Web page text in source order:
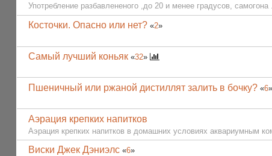
Употребление разбавлененого ,до 20 и менее градусов,
Косточки. Опасно или нет? «2»
Cамый лучший коньяк «32»
Пшеничный или ржаной дистиллят залить в бочку? «6»
Аэрация крепких напитков
Аэрация крепких напитков в домашних условиях аквариумным
Виски Джек Дэниэлс «6»